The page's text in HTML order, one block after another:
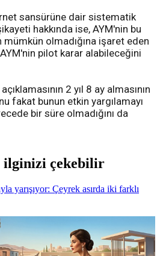
sansürüne dair sistematik
hakkında ise, AYM'nin bu
olmadığına işaret eden
AYM'nin pilot karar alabileceğini
2 yıl 8 ay almasının
fakat bunun etkin yargılamayı
bir süre olmadığını da
ilginizi çekebilir
yarışıyor: Çeyrek asırda iki farklı